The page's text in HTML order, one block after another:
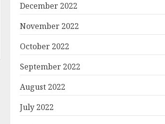
December 2022
November 2022
October 2022
September 2022
August 2022
July 2022